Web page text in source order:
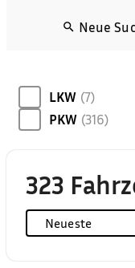
Neue
LKW (7)
PKW (316)
323
Neueste